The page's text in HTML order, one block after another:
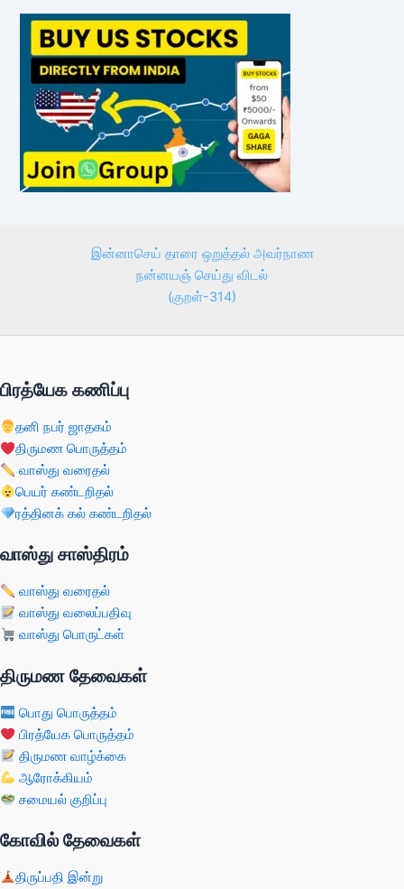
இன்னாசெய் தாரை ஒறுத்தல் அவர்நாண
நன்னயஞ் செய்து விடல்
(குறள்-314)
பிரத்யேக கணிப்பு
தனி நபர் ஜாதகம்
திருமண பொருத்தம்
வாஸ்து வரைதல்
பெயர் கண்டறிதல்
ரத்தினக் கல் கண்டறிதல்
வாஸ்து சாஸ்திரம்
வாஸ்து வரைதல்
வாஸ்து வலைப்பதிவு
வாஸ்து பொருட்கள்
திருமண தேவைகள்
பொது பொருத்தம்
பிரத்யேக பொருத்தம்
திருமண வாழ்க்கை
ஆரோக்கியம்
சமையல் குறிப்பு
கோவில் தேவைகள்
திருப்பதி இன்று